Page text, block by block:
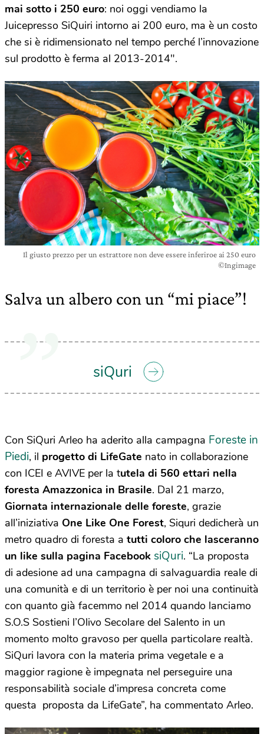
mai sotto i 250 euro: noi oggi vendiamo la
Juicepresso SiQuiri intorno ai 200 euro, ma è un costo
che si è ridimensionato nel tempo perché l’innovazione
sul prodotto è ferma al 2013-2014″.
Il giusto prezzo per un estrattore non deve essere inferiroe ai 250 euro
©Ingimage
Salva un albero con un “mi piace”!
siQuri
Con SiQuri Arleo ha aderito alla campagna Foreste in
Piedi, il progetto di LifeGate nato in collaborazione
con ICEI e AVIVE per la tutela di 560 ettari nella
foresta Amazzonica in Brasile. Dal 21 marzo,
Giornata internazionale delle foreste, grazie
all’iniziativa One Like One Forest, Siquri dedicherà un
metro quadro di foresta a tutti coloro che lasceranno
un like sulla pagina Facebook siQuri. “La proposta
di adesione ad una campagna di salvaguardia reale di
una comunità e di un territorio è per noi una continuità
con quanto già facemmo nel 2014 quando lanciamo
S.O.S Sostieni l’Olivo Secolare del Salento in un
momento molto gravoso per quella particolare realtà.
SiQuri lavora con la materia prima vegetale e a
maggior ragione è impegnata nel perseguire una
responsabilità sociale d’impresa concreta come
questa proposta da LifeGate”, ha commentato Arleo.